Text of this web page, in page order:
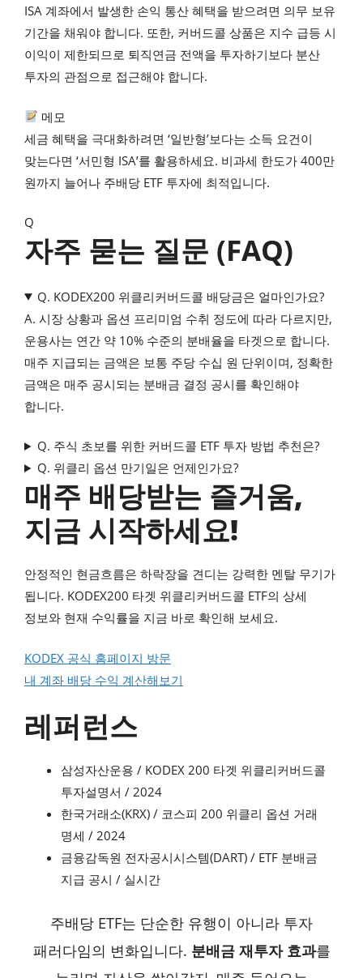
ISA 계좌에서 발생한 손익 통산 혜택을 받으려면 의무 보유
기간을 채워야 합니다. 또한, 커버드콜 상품은 지수 급등 시
이익이 제한되므로 퇴직연금 전액을 투자하기보다 분산
투자의 관점으로 접근해야 합니다.
메모
세금 혜택을 극대화하려면 ‘일반형’보다는 소득 요건이
맞는다면 ‘서민형 ISA’를 활용하세요. 비과세 한도가 400만
원까지 늘어나 주배당 ETF 투자에 최적입니다.
Q
자주 묻는 질문 (FAQ)
Q. KODEX200 위클리커버드콜 배당금은 얼마인가요?
A. 시장 상황과 옵션 프리미엄 수취 정도에 따라 다르지만,
운용사는 연간 약 10% 수준의 분배율을 타겟으로 합니다.
매주 지급되는 금액은 보통 주당 수십 원 단위이며, 정확한
금액은 매주 공시되는 분배금 결정 공시를 확인해야
합니다.
Q. 주식 초보를 위한 커버드콜 ETF 투자 방법 추천은?
Q. 위클리 옵션 만기일은 언제인가요?
매주 배당받는 즐거움,
지금 시작하세요!
안정적인 현금흐름은 하락장을 견디는 강력한 멘탈 무기가
됩니다. KODEX200 타겟 위클리커버드콜 ETF의 상세
정보와 현재 수익률을 지금 바로 확인해 보세요.
KODEX 공식 홈페이지 방문
내 계좌 배당 수익 계산해보기
레퍼런스
삼성자산운용 / KODEX 200 타겟 위클리커버드콜
투자설명서 / 2024
한국거래소(KRX) / 코스피 200 위클리 옵션 거래
명세 / 2024
금융감독원 전자공시시스템(DART) / ETF 분배금
지급 공시 / 실시간
주배당 ETF는 단순한 유행이 아니라 투자
패러다임의 변화입니다. 분배금 재투자 효과를